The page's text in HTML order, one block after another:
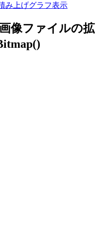
み上げグラフ表示
像ファイルの拡